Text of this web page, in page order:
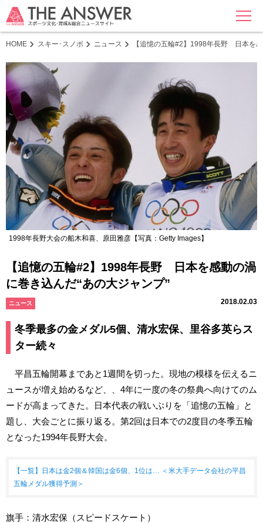
MENU
HOME スキー･スノボ ニュース 【追憶の五輪#2】1998年長野 日本を
1998年長野大会の船木和喜、原田雅彦【写真：Getty Images】
【追憶の五輪#2】1998年長野 日本を感動の渦
に巻き込んだ“あの大ジャンプ”
ニュース 2018.02.03
冬季最多の金メダル5個、清水宏保、里谷多英らス
ター続々
平昌五輪開幕まであと1週間を切った。現地の模様を伝えるニ
ュースが増え始めるなど、、4年に一度の冬の祭典へ向けてのム
ードが高まってきた。日本代表の戦いぶりを「追憶の五輪」と
題し、大会ごとに振り返る。第2回は日本での2度目の冬季五輪
となった1994年長野大会。
【一覧】日本は金2個＆韓国は金6個、1位は… ＜米大手データ会社の平昌
五輪メダル獲得予測＞
旗手：清水宏保（スピードスケート）